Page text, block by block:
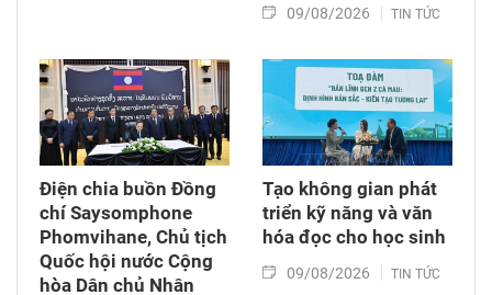
09/08/2026 TIN TỨC
Điện chia buồn Đồng
chí Saysomphone
Phomvihane, Chủ tịch
Quốc hội nước Cộng
hòa Dân chủ Nhân
Tạo không gian phát
triển kỹ năng và văn
hóa đọc cho học sinh
09/08/2026 TIN TỨC